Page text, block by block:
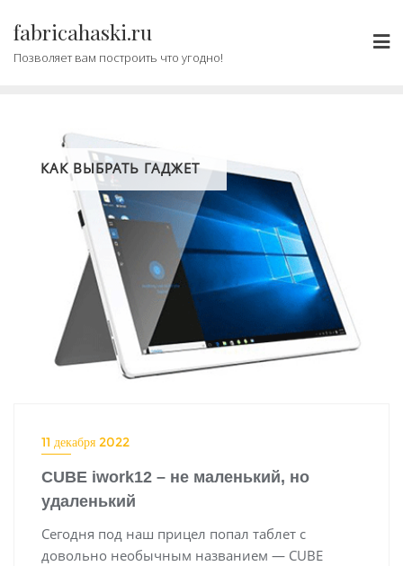
содержимому
fabricahaski.ru
Позволяет вам построить что угодно!
КАК ВЫБРАТЬ ГАДЖЕТ
11 декабря 2022
CUBE iwork12 – не маленький, но
удаленький
Сегодня под наш прицел попал таблет с
довольно необычным названием — CUBE